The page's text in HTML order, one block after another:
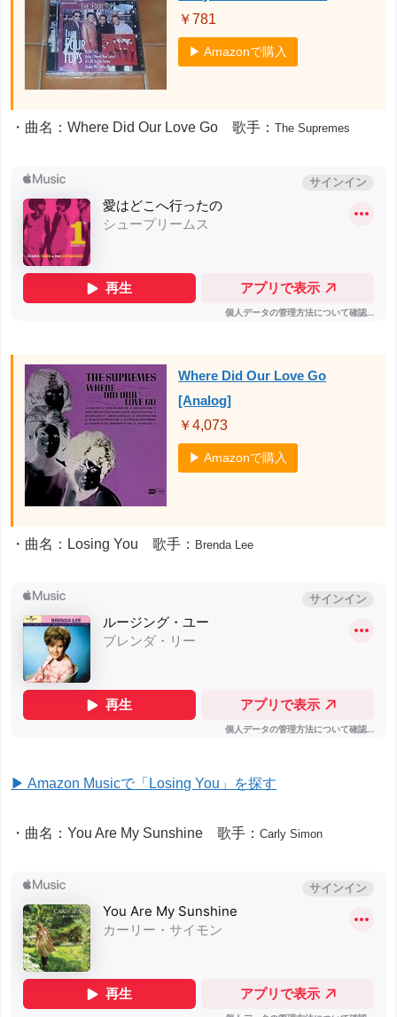
￥781
▶ Amazonで購入
・曲名：Where Did Our Love Go 歌手：The Supremes
Where Did Our Love Go
[Analog]
￥4,073
▶ Amazonで購入
・曲名：Losing You 歌手： Brenda Lee
▶ Amazon Musicで「Losing You」を探す
・曲名：You Are My Sunshine 歌手：Carly Simon